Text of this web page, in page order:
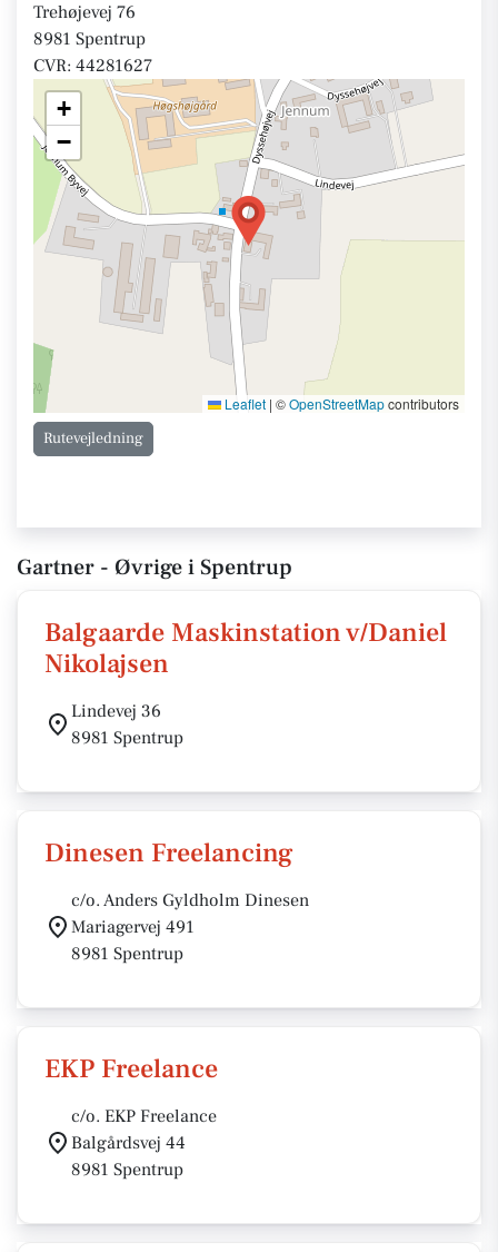
Trehøjevej 76
8981 Spentrup
CVR: 44281627
+
−
Leaflet | ©OpenStreetMapcontributors
Rutevejledning
Gartner - Øvrige i Spentrup
Balgaarde Maskinstation v/Daniel
Nikolajsen
Lindevej 36
8981 Spentrup
Dinesen Freelancing
c/o. Anders Gyldholm Dinesen
Mariagervej 491
8981 Spentrup
EKP Freelance
c/o. EKP Freelance
Balgårdsvej 44
8981 Spentrup